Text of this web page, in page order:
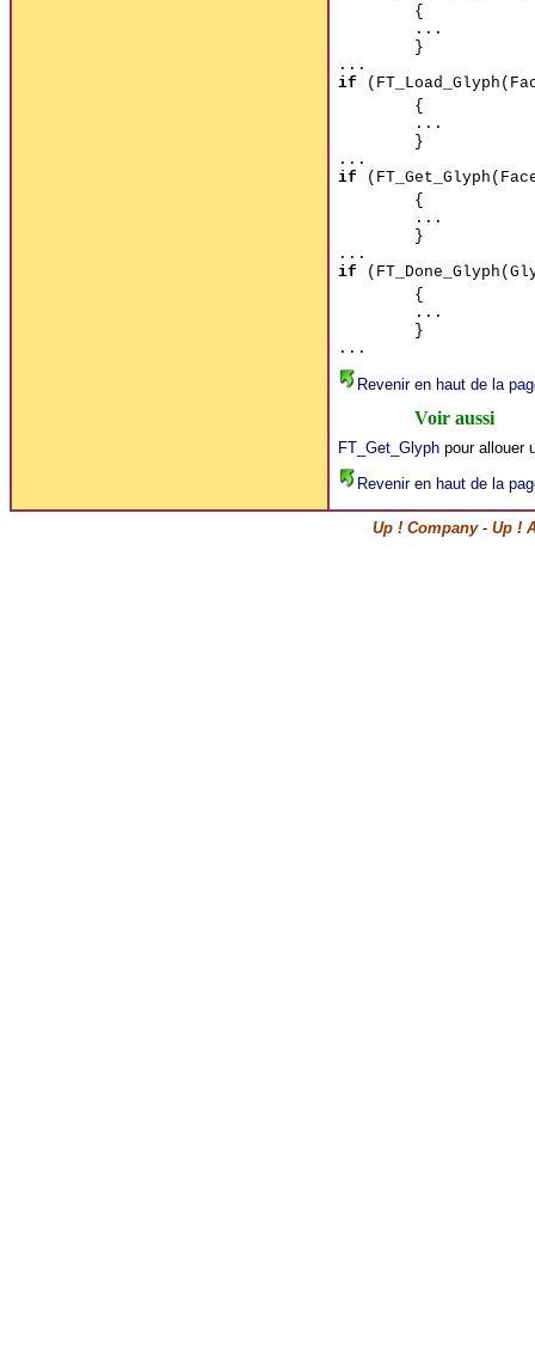
{
...
}
...
if
{
...
}
...
if
{
...
}
...
if
{
...
}
...
Revenir en haut de la
Voir aussi
FT_Get_Glyphpour allouer
Revenir en haut de la
Up ! Company- Up !